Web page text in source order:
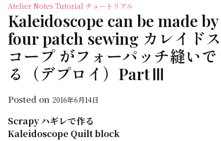
Atelier Notes Tutorial チュートリアル
Kaleidoscope can be made by
four patch sewing カレイドス
コープ がフォーパッチ縫い
る（デプロイ）PartⅢ
Posted on 2016年6月14日
Scrapy ハギレで作る
Kaleidoscope Quilt block